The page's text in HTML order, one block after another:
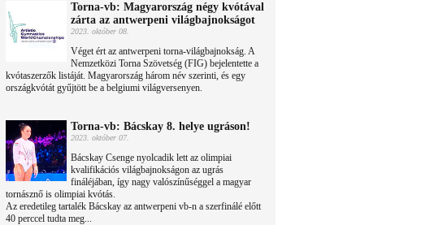
Torna-vb: Magyarország négy kvótával
zárta az antwerpeni világbajnokságot
2023. október 08.
Véget ért az antwerpeni torna-világbajnokság. A
Nemzetközi Torna Szövetség (FIG) bejelentette a
kvótaszerzők listáját. Magyarország három név szerinti, és egy
országkvótát gyűjtött be a belgiumi világversenyen.
Torna-vb: Bácskay 8. helye ugráson!
2023. október 07.
Bácskay Csenge nyolcadik lett az olimpiai
kvalifikációs világbajnokságon az ugrás
fináléjában, így nagy valószínűséggel a magyar
tornásznő is olimpiai kvótás.
Az eredetileg tartalék Bácskay az antwerpeni vb-n a szerfinálé előtt
40 perccel tudta meg...